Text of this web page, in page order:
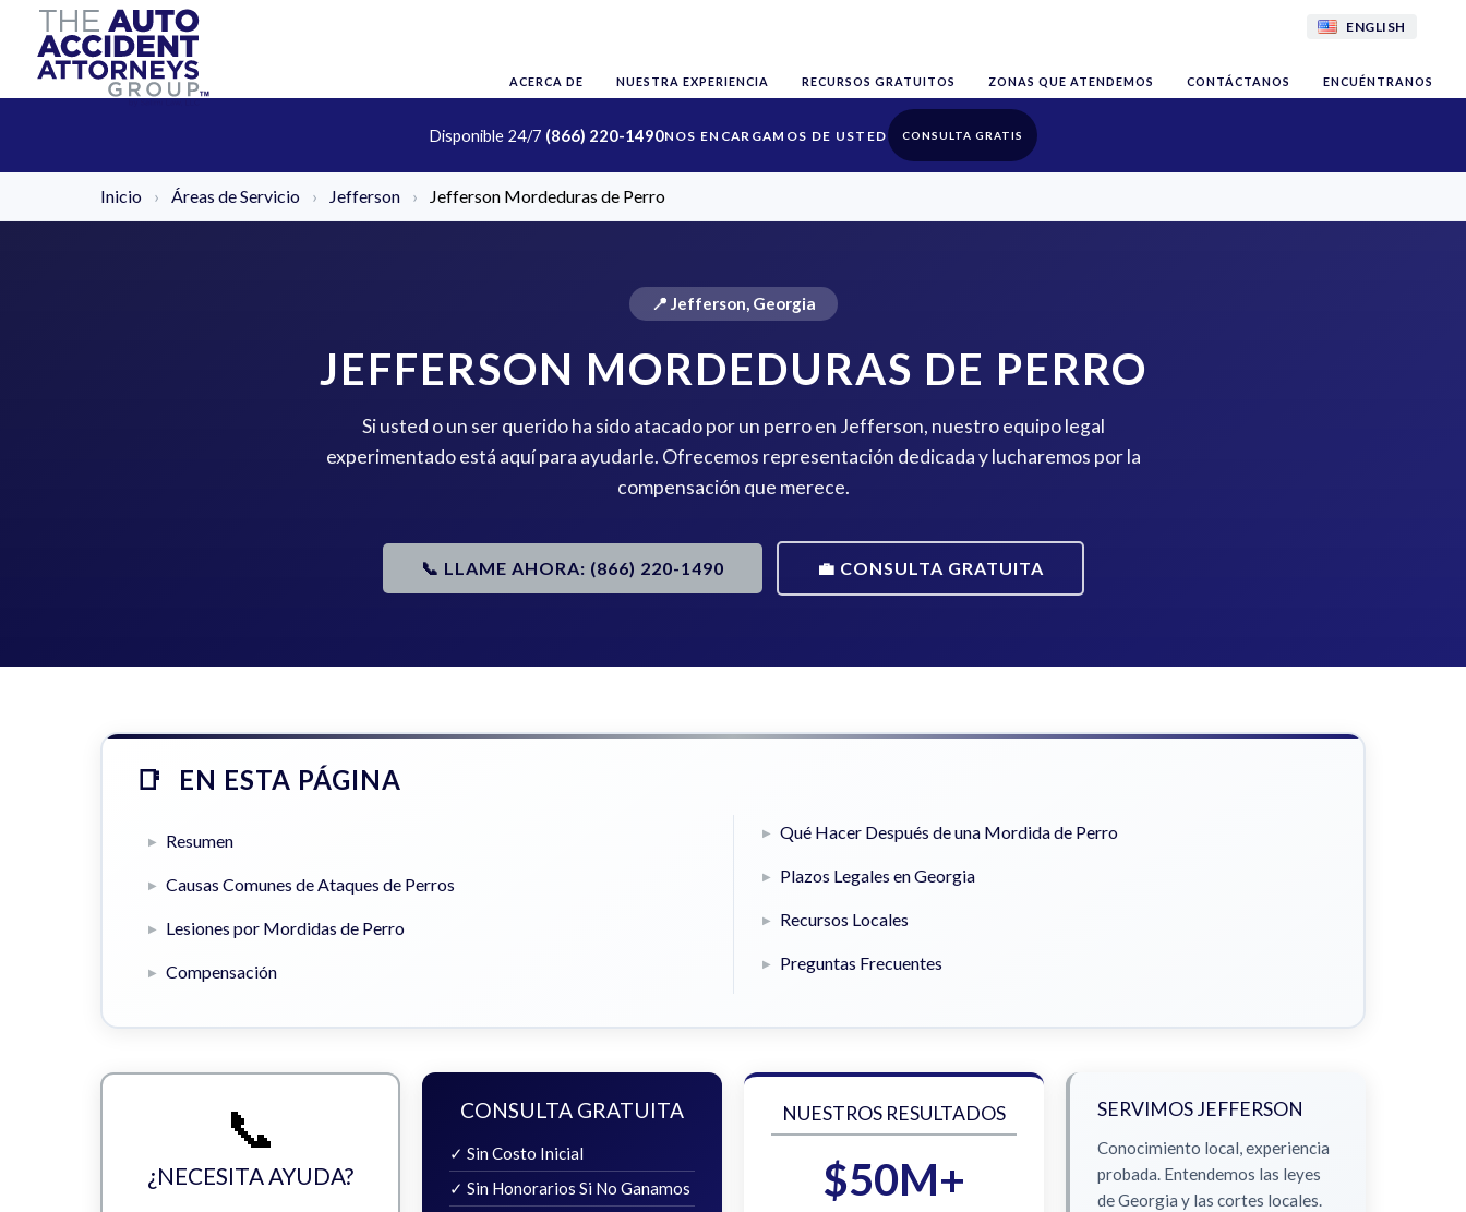
ENGLISH
ACERCA DE NUESTRA EXPERIENCIA RECURSOS GRATUITOS ZONAS QUE ATENDEMOS CONTÁCTANOS ENCUÉNTRANOS
Disponible 24/7 (866) 220-1490 CONSULTA GRATIS
Inicio › Áreas de Servicio › Jefferson › Jefferson Mordeduras de Perro
📍 Jefferson, Georgia
JEFFERSON MORDEDURAS DE PERRO
Si usted o un ser querido ha sido atacado por un perro en Jefferson, nuestro equipo legal
experimentado está aquí para ayudarle. Ofrecemos representación dedicada y lucharemos por la
compensación que merece.
📞 LLAME AHORA: (866) 220-1490 💼 CONSULTA GRATUITA
EN ESTA PÁGINA
Resumen
Causas Comunes de Ataques de Perros
Lesiones por Mordidas de Perro
Compensación
Qué Hacer Después de una Mordida de Perro
Plazos Legales en Georgia
Recursos Locales
Preguntas Frecuentes
📞
¿NECESITA AYUDA?
CONSULTA GRATUITA
✓ Sin Costo Inicial
✓ Sin Honorarios Si No Ganamos
NUESTROS RESULTADOS
$50M+
SERVIMOS JEFFERSON
Conocimiento local, experiencia
probada. Entendemos las leyes
de Georgia y las cortes locales.